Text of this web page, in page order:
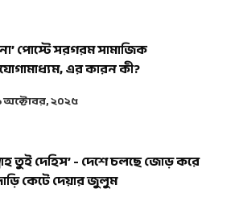
‘না’ পোস্টে সরগরম সামাজিক
এর কারন কী?
অক্টোবর, ২০২৫
তুই দেহিস’ - দেশে চলছে জোড় করে
কেটে দেয়ার জুলুম